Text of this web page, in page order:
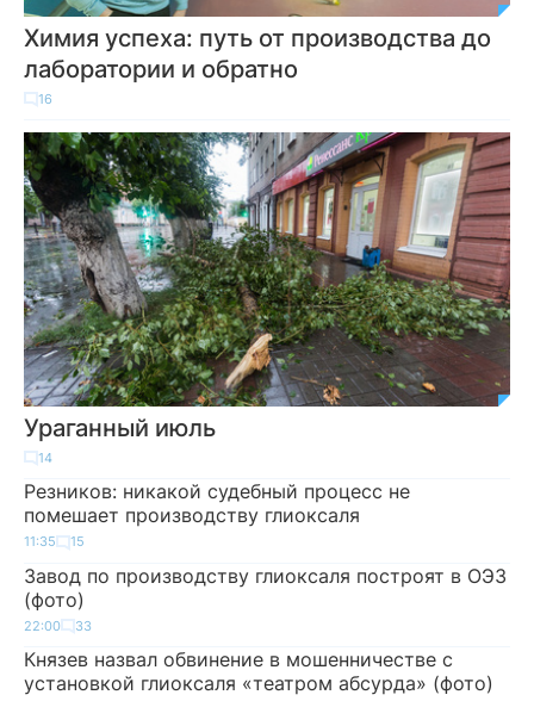
Химия успеха: путь от производства до
лаборатории и обратно
16
Ураганный июль
14
Резников: никакой судебный процесс не
помешает производству глиоксаля
11:35 15
Завод по производству глиоксаля построят в ОЭЗ
(фото)
22:00 33
Князев назвал обвинение в мошенничестве с
установкой глиоксаля «театром абсурда» (фото)